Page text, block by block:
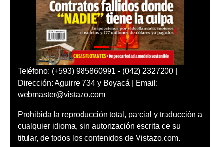
Teléfono: (+593) 985860991 - (042) 2327200 |
Dirección: Aguirre 734 y Boyacá | Email:
webmaster@vistazo.com
Prohibida la reproducción total, parcial y traducción a
cualquier idioma, sin autorización escrita de su
titular, de todos los contenidos de Vistazo.com.